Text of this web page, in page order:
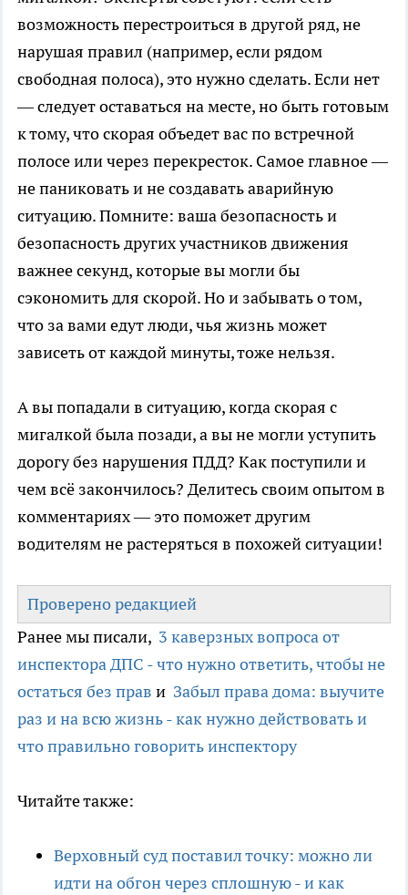
возможность перестроиться в другой ряд, не
нарушая правил (например, если рядом
свободная полоса), это нужно сделать. Если нет
— следует оставаться на месте, но быть готовым
к тому, что скорая объедет вас по встречной
полосе или через перекресток. Самое главное —
не паниковать и не создавать аварийную
ситуацию. Помните: ваша безопасность и
безопасность других участников движения
важнее секунд, которые вы могли бы
сэкономить для скорой. Но и забывать о том,
что за вами едут люди, чья жизнь может
зависеть от каждой минуты, тоже нельзя.
А вы попадали в ситуацию, когда скорая с
мигалкой была позади, а вы не могли уступить
дорогу без нарушения ПДД? Как поступили и
чем всё закончилось? Делитесь своим опытом в
комментариях — это поможет другим
водителям не растеряться в похожей ситуации!
Проверено редакцией
Ранее мы писали, 3 каверзных вопроса от
инспектора ДПС - что нужно ответить, чтобы не
остаться без прав и Забыл права дома: выучите
раз и на всю жизнь - как нужно действовать и
что правильно говорить инспектору
Читайте также:
Верховный суд поставил точку: можно ли
идти на обгон через сплошную - и как